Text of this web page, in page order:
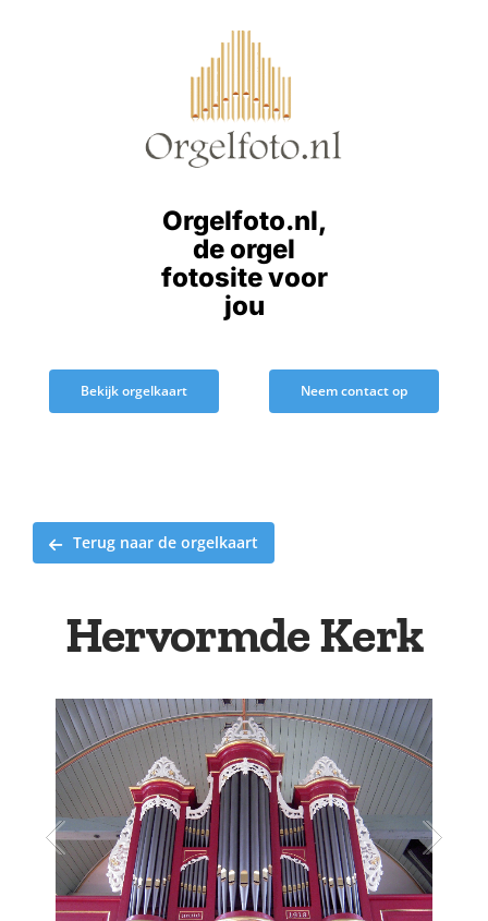
Orgelfoto.nl,
de orgel
fotosite voor
jou
Bekijk orgelkaart Neem contact op
Terug naar de orgelkaart
Hervormde Kerk